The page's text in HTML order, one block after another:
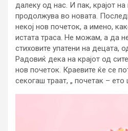
далеку од нас. И пак, крајот
продолжува во новата.
некој нов почеток, а имено,
истата траса. Не можам, а да
стиховите упатени на децата,
Радовиќ дека на крајот од
нов почеток. Краевите ќе се
секогаш траат, „ почетак – ето